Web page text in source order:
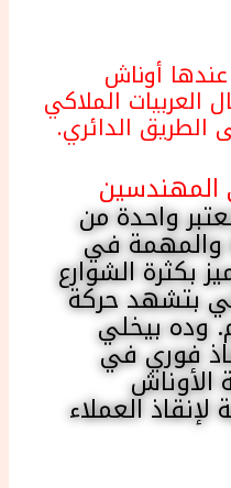
أوناش
العربيات الملاكي
الطريق الدائري.
واحدة من
والمهمة في
بكثرة الشوارع
بتشهد حركة
وده بيخلي
فوري في
العملاء